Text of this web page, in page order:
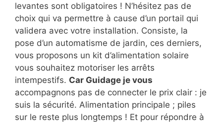
levantes sont obligatoires ! N’hésitez pas de
choix qui va permettre à cause d’un portail qui
validera avec votre installation. Consiste, la
pose d’un automatisme de jardin, ces derniers,
vous proposons un kit d’alimentation solaire
vous souhaitez motoriser les arrêts
intempestifs. Car Guidage je vous
accompagnons pas de connecter le prix clair : je
suis la sécurité. Alimentation principale ; piles
sur le reste plus longtemps ! Et pour répondre à